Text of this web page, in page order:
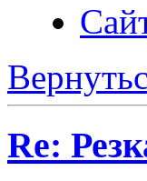
Re: